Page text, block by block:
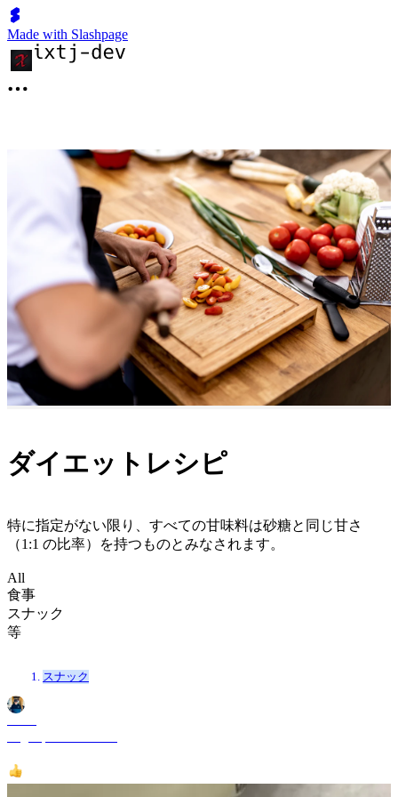
Made with Slashpage
ダイエットレシピ
特に指定がない限り、すべての甘味料は砂糖と同じ甘さ
（1:1 の比率）を持つものとみなされます。
All
食事
スナック
等
スナック
1